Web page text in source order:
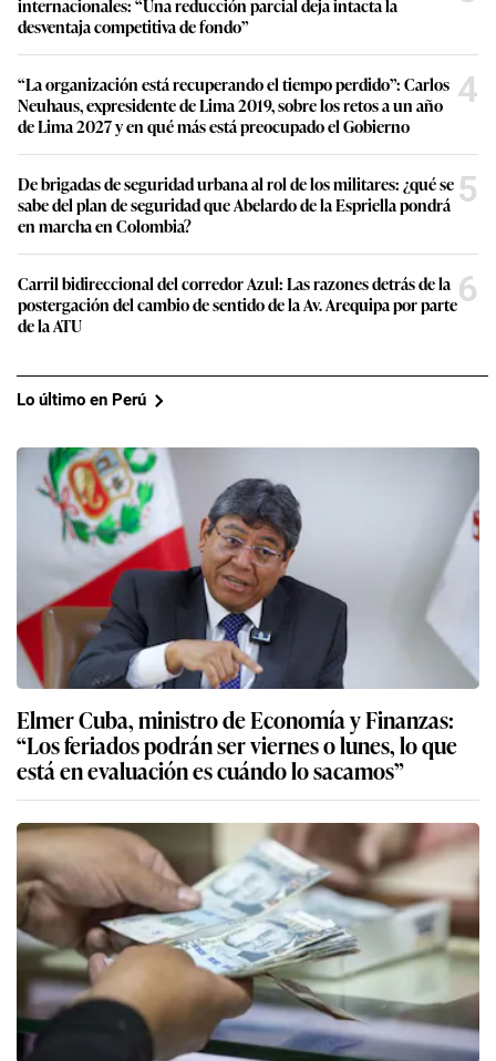
desventaja competitiva de fondo”
“La organización está recuperando el tiempo perdido”: Carlos
Neuhaus, expresidente de Lima 2019, sobre los retos a un año
de Lima 2027 y en qué más está preocupado el Gobierno
4
De brigadas de seguridad urbana al rol de los militares: ¿qué se
sabe del plan de seguridad que Abelardo de la Espriella pondrá
en marcha en Colombia?
5
Carril bidireccional del corredor Azul: Las razones detrás de la
postergación del cambio de sentido de la Av. Arequipa por parte
de la ATU
6
Lo último en Perú
Elmer Cuba, ministro de Economía y Finanzas:
“Los feriados podrán ser viernes o lunes, lo que
está en evaluación es cuándo lo sacamos”